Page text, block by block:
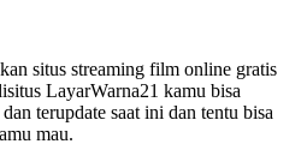
situs streaming film online gratis
LayarWarna21 kamu bisa
terupdate saat ini dan tentu bisa
mau.